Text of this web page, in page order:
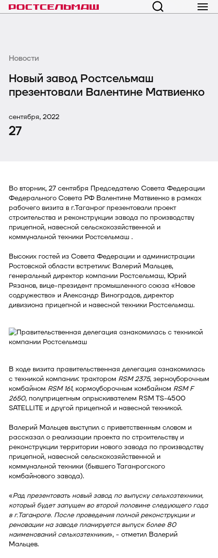
Новости
Новый завод Ростсельмаш
презентовали Валентине Матвиенко
сентября, 2022
27
Во вторник, 27 сентября Председателю Совета Федерации
Федерального Совета РФ Валентине Матвиенко в рамках
рабочего визита в г.Таганрог презентовали проект
строительства и реконструкции завода по производству
прицепной, навесной сельскохозяйственной и
коммунальной техники Ростсельмаш .
Высоких гостей из Совета Федерации и администрации
Ростовской области встретили: Валерий Мальцев,
генеральный директор компании Ростсельмаш, Юрий
Рязанов, вице-президент промышленного союза «Новое
содружество» и Александр Виноградов, директор
дивизиона прицепной и навесной техники Ростсельмаш.
В ходе визита правительственная делегация ознакомилась
с техникой компании: трактором RSM 2375, зерноуборочным
комбайном RSM 161, кормоуборочным комбайном RSM F
2650, полуприцепным опрыскивателем RSM TS-4500
SATELLITE и другой прицепной и навесной техникой.
Валерий Мальцев выступил с приветственным словом и
рассказал о реализации проекта по строительству и
реконструкции территории нового завода по производству
прицепной, навесной сельскохозяйственной и
коммунальной техники (бывшего Таганрогского
комбайнового завода).
«Рад презентовать новый завод по выпуску сельхозтехники,
который будет запущен во второй половине следующего года
в г.Таганроге. После проведения полной реконструкции и
реновации на заводе планируется выпуск более 80
наименований сельхозтехники», - отметил Валерий
Мальцев.